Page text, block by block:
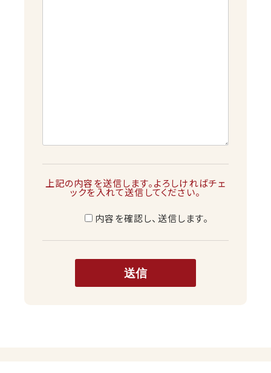
上記の内容を送信します。よろしければチェ
ックを入れて送信してください。
内容を確認し、送信します。